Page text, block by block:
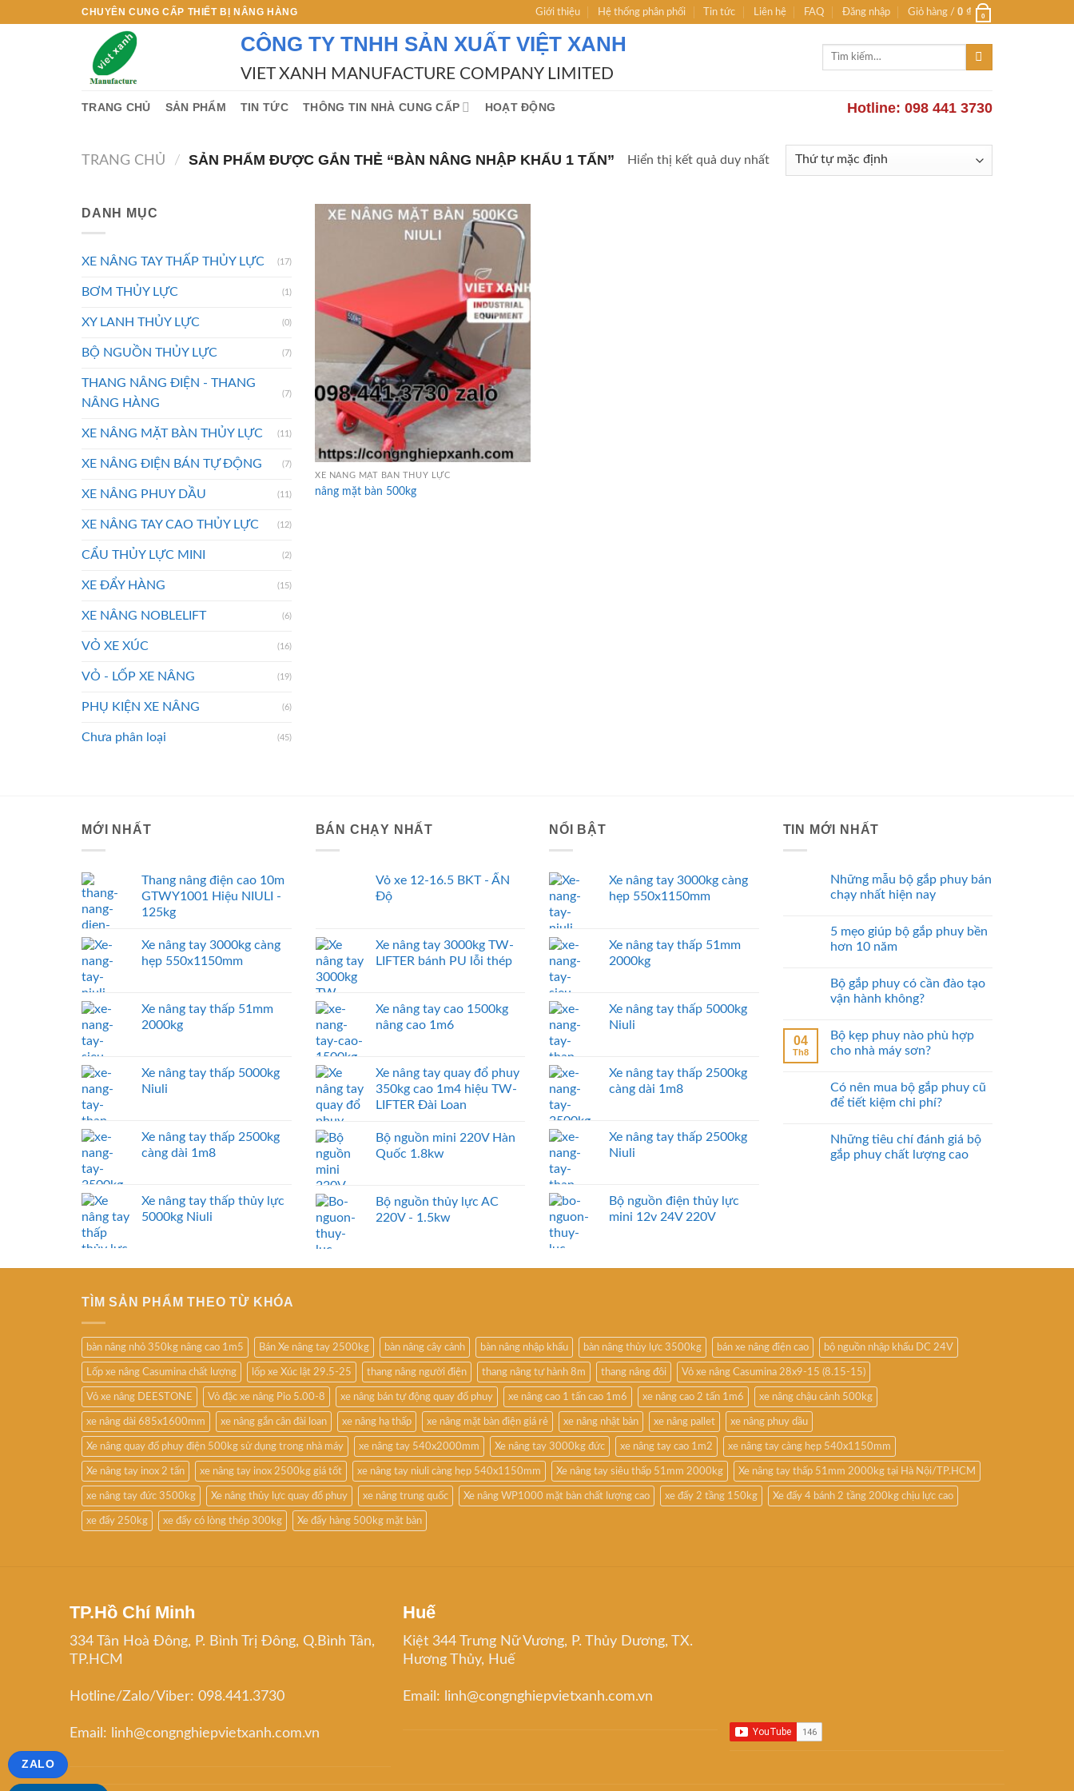
CHUYÊN CUNG CẤP THIẾT BỊ NÂNG HÀNG Giới thiệu Hệ thống phân phối Tin tức Liên hệ FAQ Đăng nhập Giỏ hàng / 0 ₫ 0
CÔNG TY TNHH SẢN XUẤT VIỆT XANH
VIET XANH MANUFACTURE COMPANY LIMITED
Tìm
TRANG CHỦ SẢN PHẨM TIN TỨC THÔNG TIN NHÀ CUNG CẤP HOẠT ĐỘNG Hotline: 098 441 3730
TRANG CHỦ / SẢN PHẨM ĐƯỢC GẮN THẺ “BÀN NÂNG NHẬP KHẨU 1 TẤN” Hiển thị kết quả duy nhất
DANH MỤC
XE NÂNG TAY THẤP THỦY LỰC (17)
BƠM THỦY LỰC (1)
XY LANH THỦY LỰC (0)
BỘ NGUỒN THỦY LỰC (7)
THANG NÂNG ĐIỆN - THANG
NÂNG HÀNG
(7)
XE NÂNG MẶT BÀN THỦY LỰC (11)
XE NÂNG ĐIỆN BÁN TỰ ĐỘNG (7)
XE NÂNG PHUY DẦU (11)
XE NÂNG TAY CAO THỦY LỰC (12)
CẨU THỦY LỰC MINI (2)
XE ĐẨY HÀNG (15)
XE NÂNG NOBLELIFT (6)
VỎ XE XÚC (16)
VỎ - LỐP XE NÂNG (19)
PHỤ KIỆN XE NÂNG (6)
Chưa phân loại (45)
XE NÂNG MẶT BÀN THỦY LỰC
nâng mặt bàn 500kg
MỚI NHẤT
Thang nâng điện cao 10m
GTWY1001 Hiệu NIULI -
125kg
Xe nâng tay 3000kg càng
hẹp 550x1150mm
Xe nâng tay thấp 51mm
2000kg
Xe nâng tay thấp 5000kg
Niuli
Xe nâng tay thấp 2500kg
càng dài 1m8
Xe nâng tay thấp thủy lực
5000kg Niuli
BÁN CHẠY NHẤT
Vỏ xe 12-16.5 BKT - ẤN
Độ
Xe nâng tay 3000kg TW-
LIFTER bánh PU lỗi thép
Xe nâng tay cao 1500kg
nâng cao 1m6
Xe nâng tay quay đổ phuy
350kg cao 1m4 hiệu TW-
LIFTER Đài Loan
Bộ nguồn mini 220V Hàn
Quốc 1.8kw
Bộ nguồn thủy lực AC
220V - 1.5kw
NỔI BẬT
Xe nâng tay 3000kg càng
hẹp 550x1150mm
Xe nâng tay thấp 51mm
2000kg
Xe nâng tay thấp 5000kg
Niuli
Xe nâng tay thấp 2500kg
càng dài 1m8
Xe nâng tay thấp 2500kg
Niuli
Bộ nguồn điện thủy lực
mini 12v 24V 220V
TIN MỚI NHẤT
Những mẫu bộ gắp phuy bán
chạy nhất hiện nay
5 mẹo giúp bộ gắp phuy bền
hơn 10 năm
Bộ gắp phuy có cần đào tạo
vận hành không?
04
Th8
Bộ kẹp phuy nào phù hợp
cho nhà máy sơn?
Có nên mua bộ gắp phuy cũ
để tiết kiệm chi phí?
Những tiêu chí đánh giá bộ
gắp phuy chất lượng cao
TÌM SẢN PHẨM THEO TỪ KHÓA
bàn nâng nhỏ 350kg nâng cao 1m5 Bán Xe nâng tay 2500kg bàn nâng cây cảnh bàn nâng nhập khẩu bàn nâng thủy lực 3500kg bán xe nâng điện cao bộ nguồn nhập khẩu DC 24V
Lốp xe nâng Casumina chất lượng lốp xe Xúc lật 29.5-25 thang nâng người điện thang nâng tự hành 8m thang nâng đôi Vỏ xe nâng Casumina 28x9-15 (8.15-15)
Vỏ xe nâng DEESTONE Vỏ đặc xe nâng Pio 5.00-8 xe nâng bán tự động quay đổ phuy xe nâng cao 1 tấn cao 1m6 xe nâng cao 2 tấn 1m6 xe nâng chậu cảnh 500kg
xe nâng dài 685x1600mm xe nâng gắn cân đài loan xe nâng hạ thấp xe nâng mặt bàn điện giá rẻ xe nâng nhật bản xe nâng pallet xe nâng phuy dầu
Xe nâng quay đổ phuy điện 500kg sử dụng trong nhà máy xe nâng tay 540x2000mm Xe nâng tay 3000kg đức xe nâng tay cao 1m2 xe nâng tay càng hẹp 540x1150mm
Xe nâng tay inox 2 tấn xe nâng tay inox 2500kg giá tốt xe nâng tay niuli càng hẹp 540x1150mm Xe nâng tay siêu thấp 51mm 2000kg Xe nâng tay thấp 51mm 2000kg tại Hà Nội/TP.HCM
xe nâng tay đức 3500kg Xe nâng thủy lực quay đổ phuy xe nâng trung quốc Xe nâng WP1000 mặt bàn chất lượng cao xe đẩy 2 tầng 150kg Xe đẩy 4 bánh 2 tầng 200kg chịu lực cao
xe đẩy 250kg xe đẩy có lòng thép 300kg Xe đẩy hàng 500kg mặt bàn
TP.Hồ Chí Minh
334 Tân Hoà Đông, P. Bình Trị Đông, Q.Bình Tân,
TP.HCM
Hotline/Zalo/Viber: 098.441.3730
Email: linh@congnghiepvietxanh.com.vn
Huế
Kiệt 344 Trưng Nữ Vương, P. Thủy Dương, TX.
Hương Thủy, Huế
Email: linh@congnghiepvietxanh.com.vn
ZALO